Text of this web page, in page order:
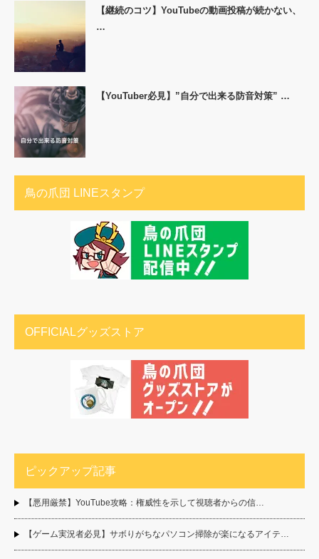
【継続のコツ】YouTubeの動画投稿が続かない、
…
【YouTuber必見】”自分で出来る防音対策” …
鳥の爪団 LINEスタンプ
OFFICIALグッズストア
ピックアップ記事
【悪用厳禁】YouTube攻略：権威性を示して視聴者からの信…
【ゲーム実況者必見】サボりがちなパソコン掃除が楽になるアイテ…